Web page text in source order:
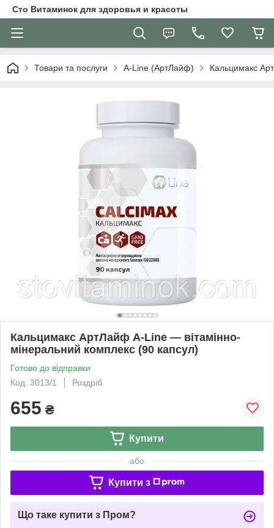
Сто Витаминок для здоровья и красоты
Товари та послуги A-Line (АртЛайф) Кальцимакс
Кальцимакс АртЛайф A-Line — вітамінно-
мінеральний комплекс (90 капсул)
Готово до відправки
Код: 3013/1
Роздріб
655 ₴
Купити
або
Купити з
Що таке купити з Пром?